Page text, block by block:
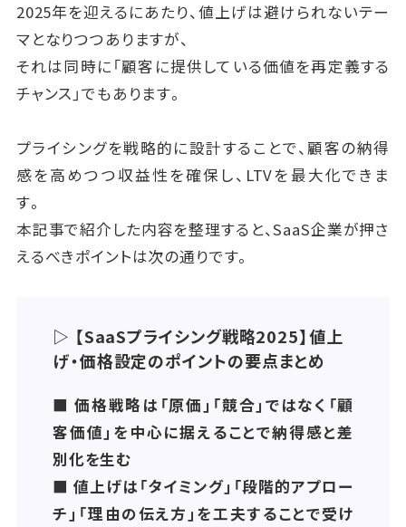
収益分析では「単純な売上増」だけを見るのでは不十
分です。
価格改定によって顧客構成が変化し、結果としてLTV
が伸びるのか、
いかまで追跡することが重要です。
こうして「価格の効果検証」と「改善サイクル」を継続
的に回すことで、
SaaS企業は単なる一度きりの値上げにとどまらず、顧
2025年を迎えるにあたり、値上げは避けられないテー
マとなりつつありますが、
それは同時に「顧客に提供している価値を再定義する
チャンス」でもあります。
プライシングを戦略的に設計することで、顧客の納得
感を高めつつ収益性を確保し、LTVを最大化できま
す。
本記事で紹介した内容を整理すると、SaaS企業が押さ
えるべきポイントは次の通りです。
▷ 【SaaSプライシング戦略2025】値上
げ・価格設定のポイントの要点まとめ
■ 価格戦略は「原価」「競合」ではなく「顧
客価値」を中心に据えることで納得感と差
別化を生む
■ 値上げは「タイミング」「段階的アプロー
チ」「理由の伝え方」を工夫することで受け